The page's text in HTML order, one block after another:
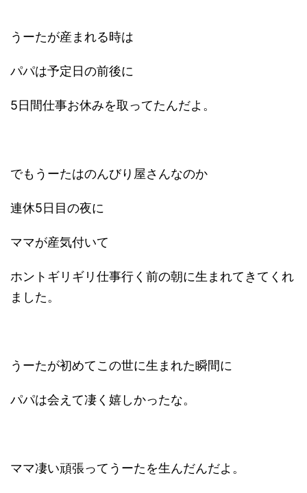
うーたが産まれる時は
パパは予定日の前後に
5日間仕事お休みを取ってたんだよ。
でもうーたはのんびり屋さんなのか
連休5日目の夜に
ママが産気付いて
ホントギリギリ仕事行く前の朝に生まれてきてくれ
ました。
うーたが初めてこの世に生まれた瞬間に
パパは会えて凄く嬉しかったな。
ママ凄い頑張ってうーたを生んだんだよ。